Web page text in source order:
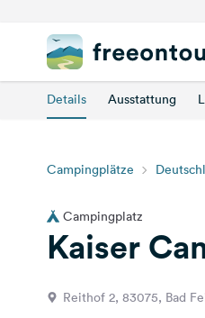
Details Ausstattung
Campingplätze
Campingplatz
Kaiser
Reithof 2, 83075, Bad